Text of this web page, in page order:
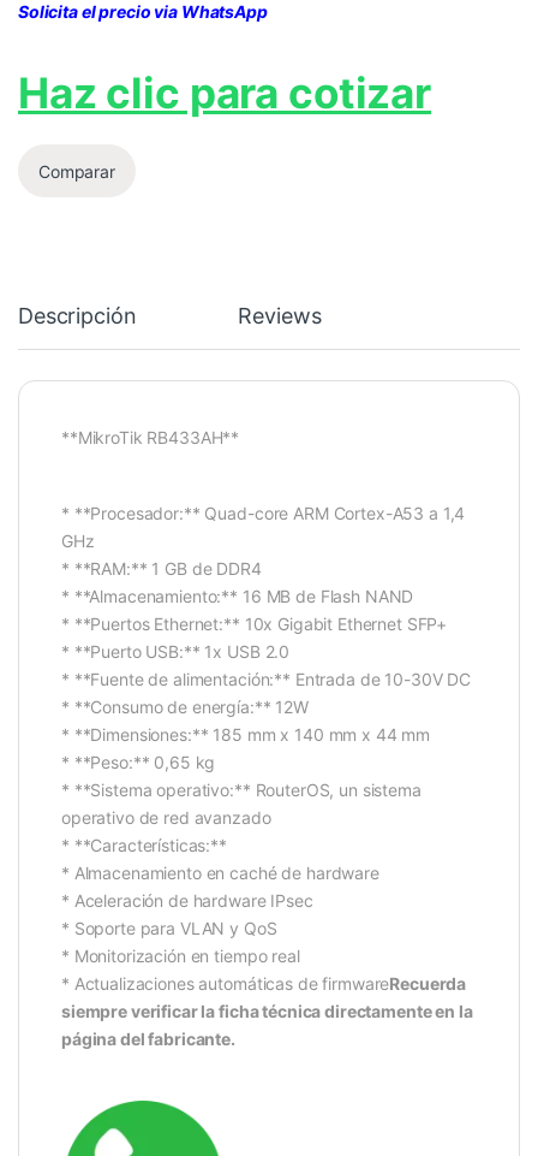
Solicita el precio via WhatsApp
Haz clic para cotizar
Comparar
Descripción Reviews
**MikroTik RB433AH**
* **Procesador:** Quad-core ARM Cortex-A53 a 1,4
GHz
* **RAM:** 1 GB de DDR4
* **Almacenamiento:** 16 MB de Flash NAND
* **Puertos Ethernet:** 10x Gigabit Ethernet SFP+
* **Puerto USB:** 1x USB 2.0
* **Fuente de alimentación:** Entrada de 10-30V DC
* **Consumo de energía:** 12W
* **Dimensiones:** 185 mm x 140 mm x 44 mm
* **Peso:** 0,65 kg
* **Sistema operativo:** RouterOS, un sistema
operativo de red avanzado
* **Características:**
* Almacenamiento en caché de hardware
* Aceleración de hardware IPsec
* Soporte para VLAN y QoS
* Monitorización en tiempo real
* Actualizaciones automáticas de firmwareRecuerda
siempre verificar la ficha técnica directamente en la
página del fabricante.